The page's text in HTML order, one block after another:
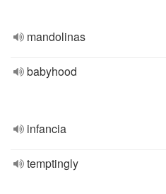
mandolinas
babyhood
infancia
temptingly